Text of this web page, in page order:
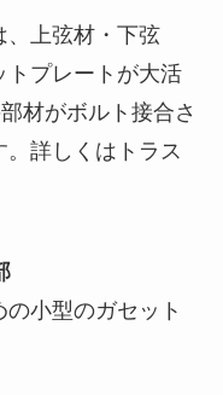
、上弦材・下弦
トプレートが大活
材がボルト接合さ
詳しくはトラス
小型のガセット